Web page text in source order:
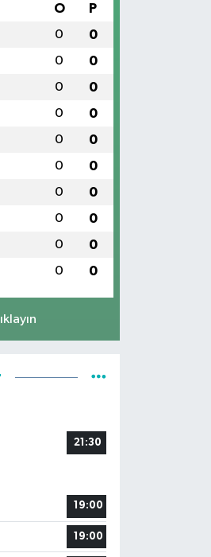
O P
0 0
0 0
0 0
0 0
0 0
0 0
0 0
0 0
0 0
0 0
21:30
19:00
19:00